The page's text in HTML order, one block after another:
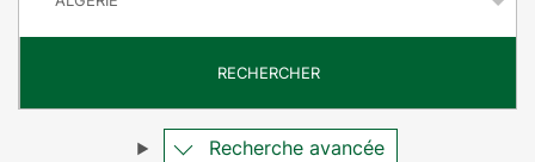
ê
e
RECHERCHER
Recherche avancée